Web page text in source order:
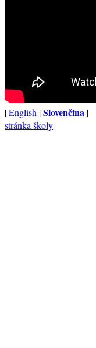
|English |Slovenčina |
stránka školy